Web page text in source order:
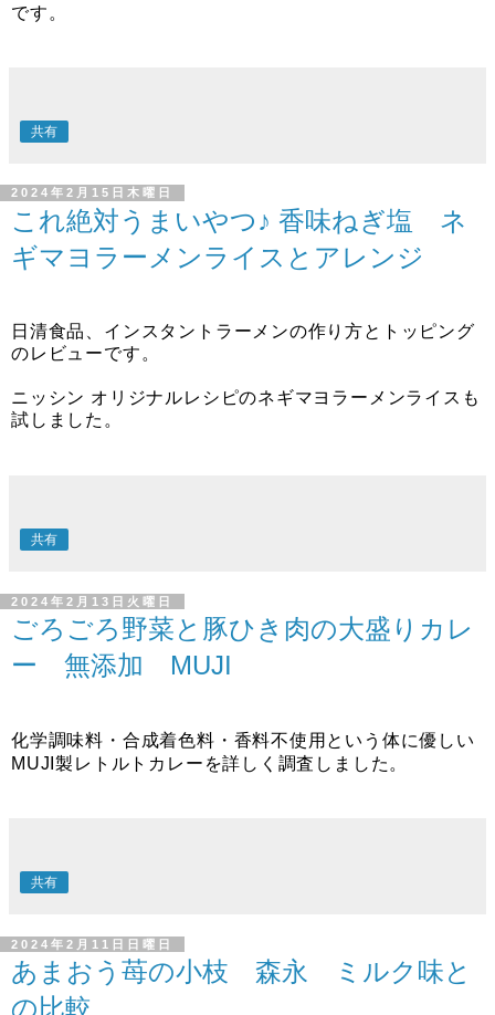
です。
共有
2024年2月15日木曜日
これ絶対うまいやつ♪ 香味ねぎ塩 ネ
ギマヨラーメンライスとアレンジ
日清食品、インスタントラーメンの作り方とトッピング
のレビューです。
ニッシン オリジナルレシピのネギマヨラーメンライスも
試しました。
共有
2024年2月13日火曜日
ごろごろ野菜と豚ひき肉の大盛りカレ
ー 無添加 MUJI
化学調味料・合成着色料・香料不使用という体に優しい
MUJI製レトルトカレーを詳しく調査しました。
共有
2024年2月11日日曜日
あまおう苺の小枝 森永 ミルク味と
の比較